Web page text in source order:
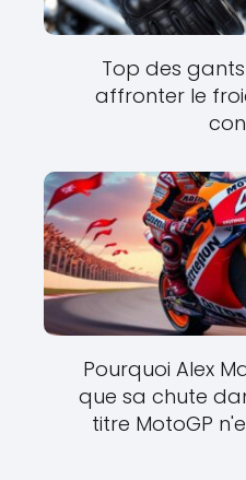
Top des
affronter le
Pourquoi Alex
que sa chute
titre MotoGP